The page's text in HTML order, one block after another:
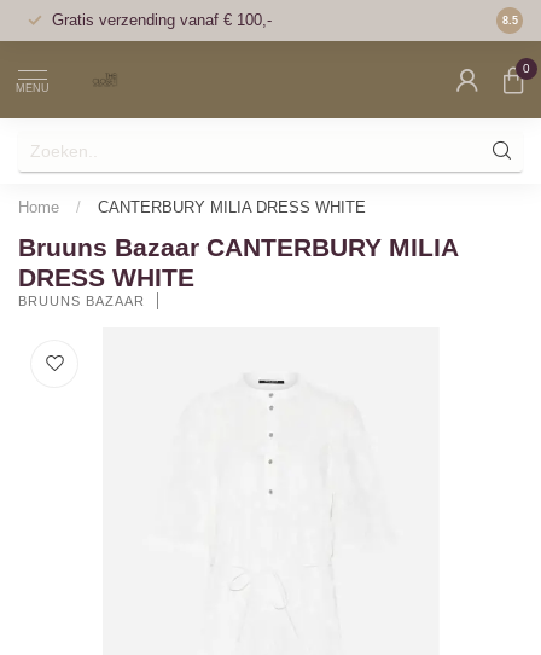
Gratis verzending vanaf € 100,- Voor
8.5
MENU
0
Home / CANTERBURY MILIA DRESS WHITE
Bruuns Bazaar CANTERBURY MILIA
DRESS WHITE
BRUUNS BAZAAR